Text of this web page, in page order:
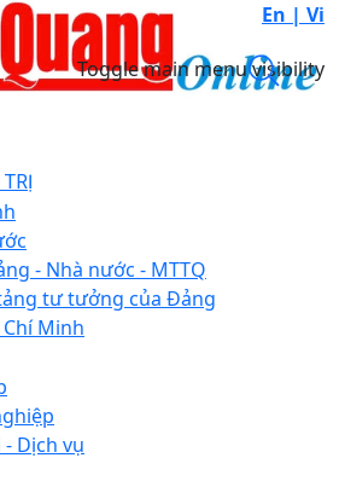
En | Vi
Toggle main menu visibility
- Nhà nước - MTTQ
tư tưởng của Đảng
Minh
Dịch vụ